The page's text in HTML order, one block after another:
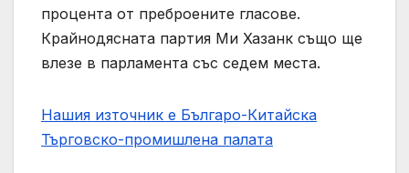
процента от преброените гласове.
Крайнодясната партия Ми Хазанк също ще
влезе в парламента със седем места.
Нашия източник е Българо-Китайска
Търговско-промишлена палaта